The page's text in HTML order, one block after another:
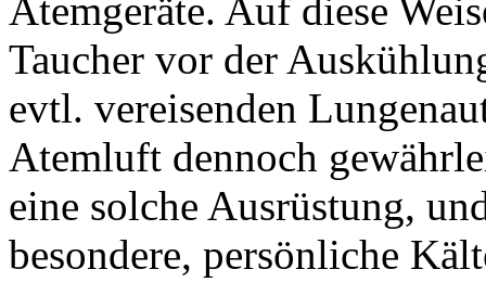
Atemgeräte. Auf diese
Taucher vor der
evtl. vereisenden
Atemluft dennoch
eine solche Ausrüstung,
besondere, persönliche